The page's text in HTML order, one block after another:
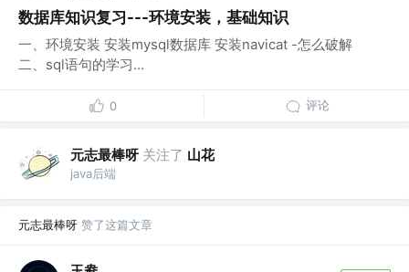
数据库知识复习---环境安装，基础知识
一、环境安装 安装mysql数据库 安装navicat -怎么破解
二、sql语句的学习...
0 评论
元志最棒呀 关注了 山花
java后端
元志最棒呀 赞了这篇文章